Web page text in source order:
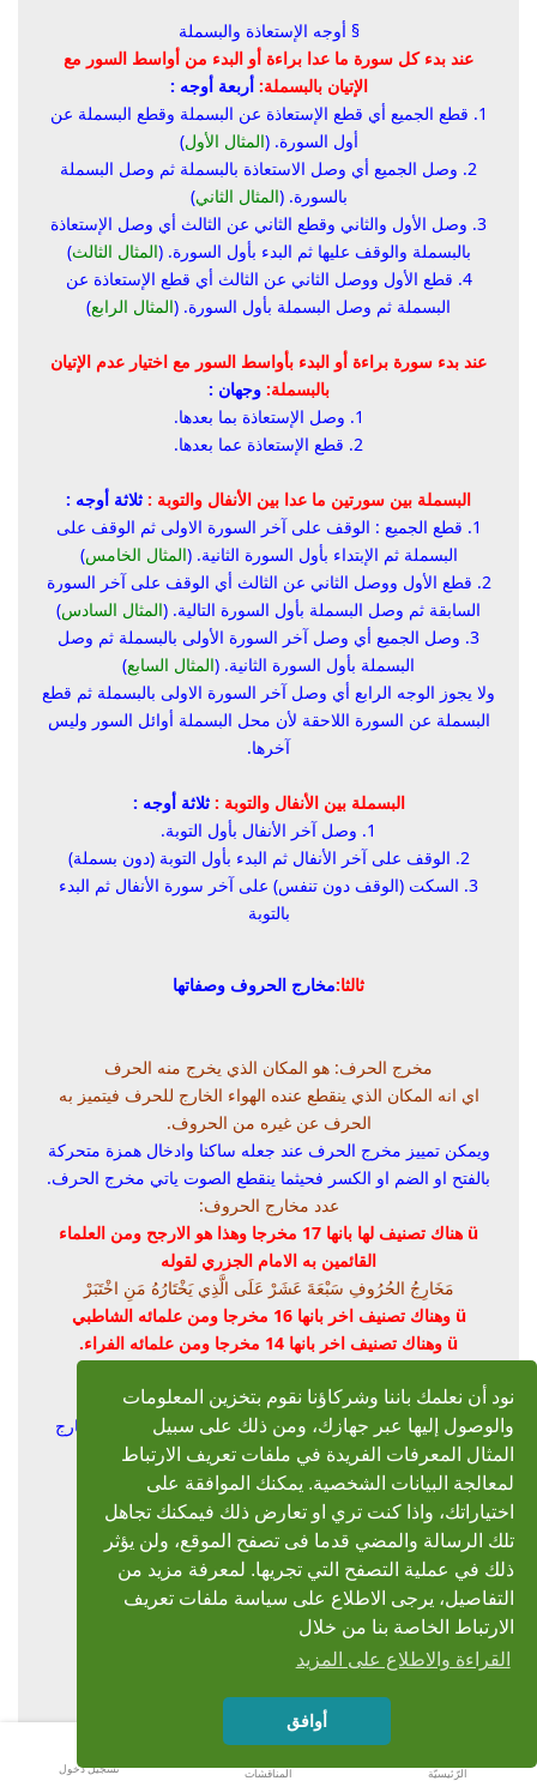
نود أن نعلمك باننا وشركاؤنا نقوم بتخزين المعلومات
والوصول إليها عبر جهازك، ومن ذلك على سبيل
المثال المعرفات الفريدة في ملفات تعريف الارتباط
لمعالجة البيانات الشخصية. يمكنك الموافقة على
اختياراتك، واذا كنت تري او تعارض ذلك فيمكنك تجاهل
تلك الرسالة والمضي قدما فى تصفح الموقع، ولن يؤثر
ذلك في عملية التصفح التي تجريها. لمعرفة مزيد من
التفاصيل، يرجى الاطلاع على سياسة ملفات تعريف
الارتباط الخاصة بنا من خلال
القراءة والاطلاع على المزيد
أوافق
§ أوجه الإستعاذة والبسملة
عند بدء كل سورة ما عدا براءة أو البدء من أواسط السور مع
الإتيان بالبسملة:أربعة أوجه :
1. قطع الجميع أي قطع الإستعاذة عن البسملة وقطع البسملة عن
أول السورة. (المثال الأول)
2. وصل الجميع أي وصل الاستعاذة بالبسملة ثم وصل البسملة
بالسورة. (المثال الثاني)
3. وصل الأول والثاني وقطع الثاني عن الثالث أي وصل الإستعاذة
بالبسملة والوقف عليها ثم البدء بأول السورة. (المثال الثالث)
4. قطع الأول ووصل الثاني عن الثالث أي قطع الإستعاذة عن
البسملة ثم وصل البسملة بأول السورة. (المثال الرابع)
عند بدء سورة براءة أو البدء بأواسط السور مع اختيار عدم الإتيان
بالبسملة:وجهان :
1. وصل الإستعاذة بما بعدها.
2. قطع الإستعاذة عما بعدها.
البسملة بين سورتين ما عدا بين الأنفال والتوبة : ثلاثة أوجه :
1. قطع الجميع : الوقف على آخر السورة الاولى ثم الوقف على
البسملة ثم الإبتداء بأول السورة الثانية. (المثال الخامس)
2. قطع الأول ووصل الثاني عن الثالث أي الوقف على آخر السورة
السابقة ثم وصل البسملة بأول السورة التالية. (المثال السادس)
3. وصل الجميع أي وصل آخر السورة الأولى بالبسملة ثم وصل
البسملة بأول السورة الثانية. (المثال السابع)
ولا يجوز الوجه الرابع أي وصل آخر السورة الاولى بالبسملة ثم قطع
البسملة عن السورة اللاحقة لأن محل البسملة أوائل السور وليس
آخرها.
البسملة بين الأنفال والتوبة :ثلاثة أوجه :
1. وصل آخر الأنفال بأول التوبة.
2. الوقف على آخر الأنفال ثم البدء بأول التوبة (دون بسملة)
3. السكت (الوقف دون تنفس) على آخر سورة الأنفال ثم البدء
بالتوبة
ثالثا:مخارج الحروف وصفاتها
مخرج الحرف: هو المكان الذي يخرج منه الحرف
اي انه المكان الذي ينقطع عنده الهواء الخارج للحرف فيتميز به
الحرف عن غيره من الحروف.
ويمكن تمييز مخرج الحرف عند جعله ساكنا وادخال همزة متحركة
بالفتح او الضم او الكسر فحيثما ينقطع الصوت ياتي مخرج الحرف.
عدد مخارج الحروف:
ü
هناك تصنيف لها بانها 17 مخرجا وهذا هو الارجح ومن العلماء
القائمين به الامام الجزري لقوله
مَخَارِجُ الحُرُوفِ سَبْعَةَ عَشَرْ عَلَى الَّذِي يَخْتَارُهُ مَنِ اخْتَبَرْ
ü وهناك تصنيف اخر بانها 16 مخرجا ومن علمائه الشاطبي
ü وهناك تصنيف اخر بانها 14 مخرجا ومن علمائه الفراء.
تصنيف المخارج:
يمكن تقسيم المخارج التفصيلية السبعة عشر إلى خمسة مخارج
رئيسية:
1. الجوف(مخرج واحد)
2.
الحلق
(ثلاثة مخارج)
3. اللسان (عشرة مخارج)
الشفتين FONT=Traditional Arabic
الخيشوم
المخرج الأول: الجوف
الرّئيسيّة المناقشات تسجيل دخول